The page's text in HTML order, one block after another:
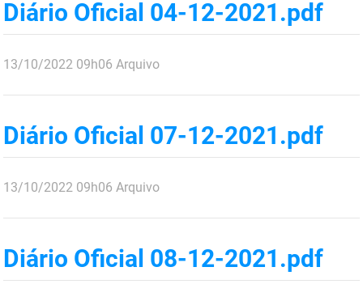
Saúde
Segurança e Defesa Social
Turismo e Desenvolvimento Econômico
IASS
IPHAEP
JUCEP
LIFESA
Diário Oficial 04-12-2021.pdf
publicado
13/10/2022 09h06 Arquivo
Diário Oficial 07-12-2021.pdf
publicado
13/10/2022 09h06 Arquivo
Diário Oficial 08-12-2021.pdf